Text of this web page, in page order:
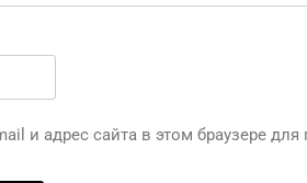
и адрес сайта в этом браузере